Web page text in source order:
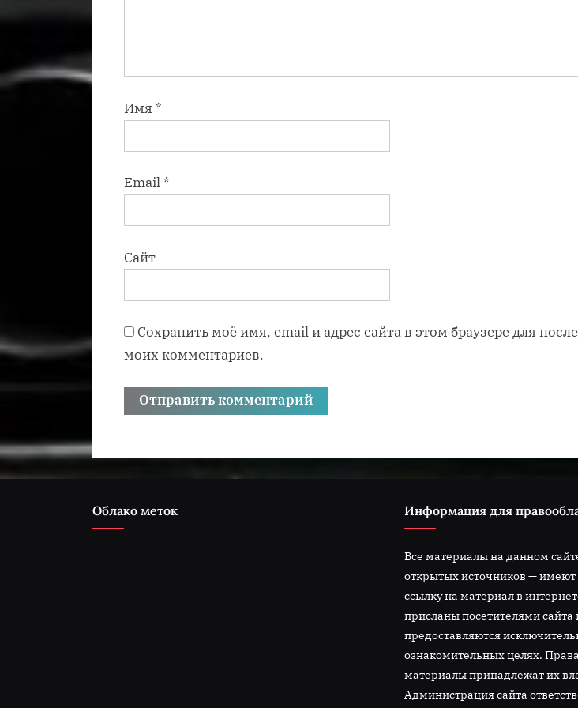
Имя *
Email*
Сайт
Сохранить моё имя, email и адрес сайта в этом браузере для
моих комментариев.
Облако меток Информация для
Все материалы на данном
открытых источников — имеют
ссылку на материал в
присланы посетителями сайта
предоставляются
ознакомительных целях.
материалы принадлежат их
Администрация сайта